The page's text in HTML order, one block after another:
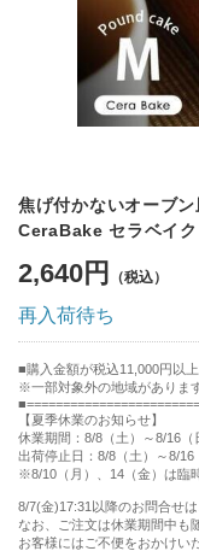
焦げ付かないオーブ
CeraBake セラベイク
2,640円
再入荷待ち
購入金額が税込11,000円以
※一部対象外の地域があります
【夏季休業のお知らせ】
休業期間：8/8（土）～8/16（
出荷停止日：8/8（土）～8/16
※8/10（月）、14（金）は臨
8/7(金)17:31以降のお問合せ
なお、ご注文は休業期間中も
お客様にはご不便をおかけい